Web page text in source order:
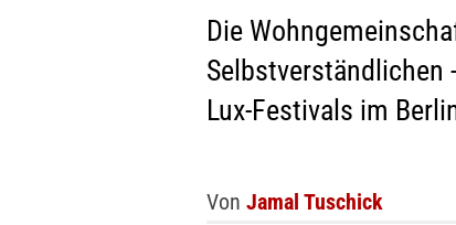
Die
Selbstverständlichen
Lux-Festivals im
Von Jamal Tuschick